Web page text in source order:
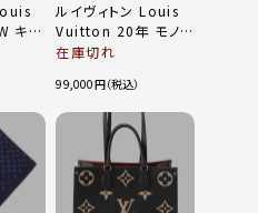
キル
ス
ルイヴィトン Louis
Vuitton 20年 モノグ
ラム シルク 長袖 ブ
ス ブラウン 34
在庫切れ
99,000